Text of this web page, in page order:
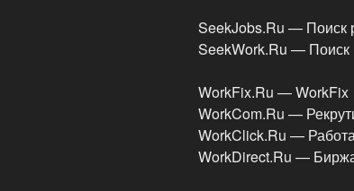
SeekJobs.Ru — Поиск
SeekWork.Ru — Поиск
WorkFix.Ru — WorkFix
WorkCom.Ru —
WorkClick.Ru —
WorkDirect.Ru —